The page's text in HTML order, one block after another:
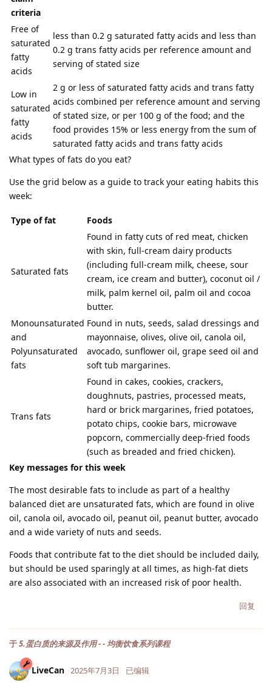
criteria
Free of
saturated
fatty
acids
less than 0.2 g saturated fatty acids and less than
0.2 g trans fatty acids per reference amount and
serving of stated size
Low in
saturated
fatty
acids
2 g or less of saturated fatty acids and trans fatty
acids combined per reference amount and serving
of stated size, or per 100 g of the food; and the
food provides 15% or less energy from the sum of
saturated fatty acids and trans fatty acids
What types of fats do you eat?
Use the grid below as a guide to track your eating habits this
week:
Type of fat Foods
Saturated fats
Found in fatty cuts of red meat, chicken
with skin, full-cream dairy products
(including full-cream milk, cheese, sour
cream, ice cream and butter), coconut oil /
milk, palm kernel oil, palm oil and cocoa
butter.
Monounsaturated
and
Polyunsaturated
fats
Found in nuts, seeds, salad dressings and
mayonnaise, olives, olive oil, canola oil,
avocado, sunflower oil, grape seed oil and
soft tub margarines.
Trans fats
Found in cakes, cookies, crackers,
doughnuts, pastries, processed meats,
hard or brick margarines, fried potatoes,
potato chips, cookie bars, microwave
popcorn, commercially deep-fried foods
(such as breaded and fried chicken).
Key messages for this week
The most desirable fats to include as part of a healthy
balanced diet are unsaturated fats, which are found in olive
oil, canola oil, avocado oil, peanut oil, peanut butter, avocado
and a wide variety of nuts and seeds.
Foods that contribute fat to the diet should be included daily,
but should be used sparingly at all times, as high-fat diets
are also associated with an increased risk of poor health.
回复
于5.蛋白质的来源及作用 - - 均衡饮食系列课程
LiveCan 2025年7月3日 已编辑